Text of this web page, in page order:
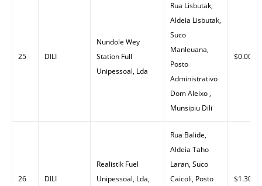
25 DILI
Nundole Wey
Station Full
Unipessoal, Lda
Rua Lisbutak,
Aldeia Lisbutak,
Suco
Manleuana,
Posto
Administrativo
Dom Aleixo ,
Munsipiu Dili
$0.00
26 DILI
Realistik Fuel
Unipessoal, Lda,
Rua Balide,
Aldeia Taho
Laran, Suco
Caicoli, Posto
$1.30